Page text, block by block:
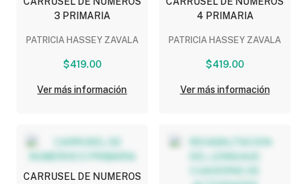
3 PRIMARIA
PATRICIA HASSEY ZAVALA
$419.00
Ver más información
4 PRIMARIA
PATRICIA HASSEY ZAVALA
$419.00
Ver más información
CARRUSEL DE NUMEROS